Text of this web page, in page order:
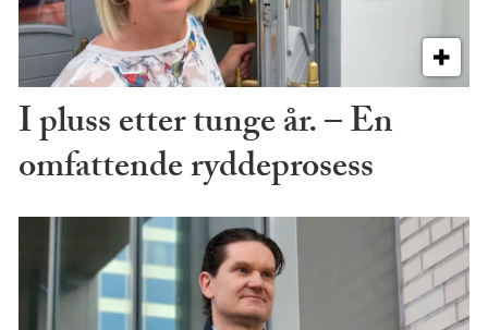
I pluss etter tunge år. – En
omfattende ryddeprosess